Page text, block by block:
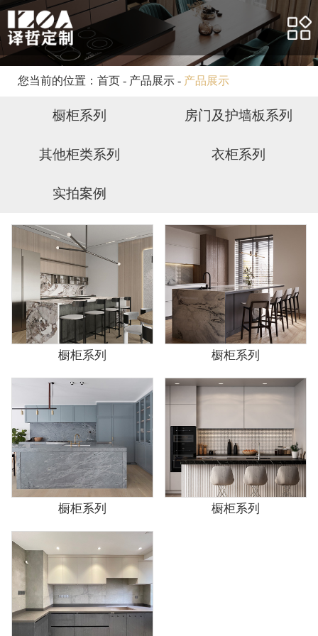
网站首页
关于我们
产品展示
合作案例
客户服务
联系我们
您当前的位置： 首页 - 产品展示- 产品展示
橱柜系列 房门及护墙板系列
其他柜类系列 衣柜系列
实拍案例
橱柜系列 橱柜系列
橱柜系列 橱柜系列